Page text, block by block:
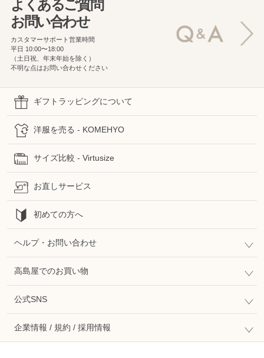
よくあるご質問
お問い合わせ
カスタマーサポート営業時間
平日 10:00〜18:00
（土日祝、年末年始を除く）
不明な点はお問い合わせください
ギフトラッピングについて
洋服を売る - KOMEHYO
サイズ比較 - Virtusize
お直しサービス
初めての方へ
ヘルプ・お問い合わせ
高島屋でのお買い物
公式SNS
企業情報 / 規約 / 採用情報